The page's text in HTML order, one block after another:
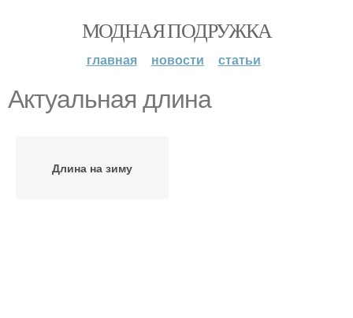
МОДНАЯ ПОДРУЖКА
главная новости статьи
Актуальная длина
Длина на зиму